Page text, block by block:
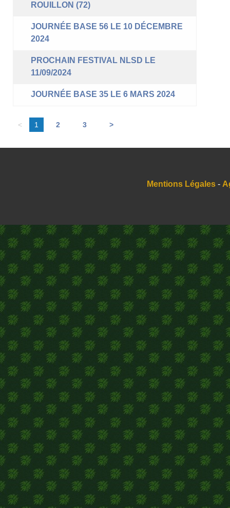
ROUILLON (72)
JOURNÉE BASE 56 LE 10 DÉCEMBRE
2024
PROCHAIN FESTIVAL NLSD LE
11/09/2024
JOURNÉE BASE 35 LE 6 MARS 2024
< 1 2 3 >
Mentions Légales -